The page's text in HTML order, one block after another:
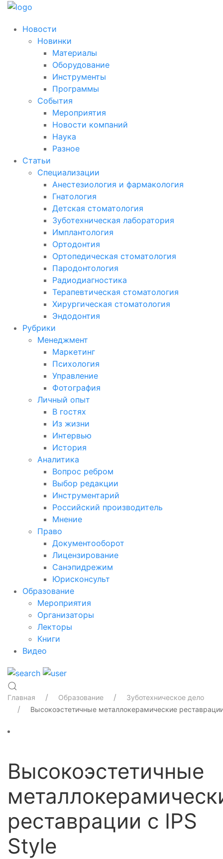
Новости
Новинки
Материалы
Оборудование
Инструменты
Программы
События
Мероприятия
Новости компаний
Наука
Разное
Статьи
Специализации
Анестезиология и фармакология
Гнатология
Детская стоматология
Зуботехническая лаборатория
Имплантология
Ортодонтия
Ортопедическая стоматология
Пародонтология
Радиодиагностика
Терапевтическая стоматология
Хирургическая стоматология
Эндодонтия
Рубрики
Менеджмент
Маркетинг
Психология
Управление
Фотография
Личный опыт
В гостях
Из жизни
Интервью
История
Аналитика
Вопрос ребром
Выбор редакции
Инструментарий
Российский производитель
Мнение
Право
Документооборот
Лицензирование
Санэпидрежим
Юрисконсульт
Образование
Мероприятия
Организаторы
Лекторы
Книги
Видео
Главная Образование
Зуботехническое дело
Высокоэстетичные металлокерамические
Высокоэстетичные
реставрации с IPS
Style